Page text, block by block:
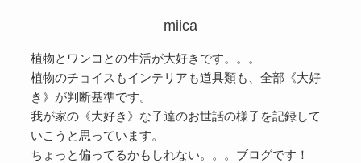
miica
植物とワンコとの生活が大好きです。。。
植物のチョイスもインテリアも道具類も、全部《大好
き》が判断基準です。
我が家の《大好き》な子達のお世話の様子を記録して
いこうと思っています。
ちょっと偏ってるかもしれない。。。ブログです！